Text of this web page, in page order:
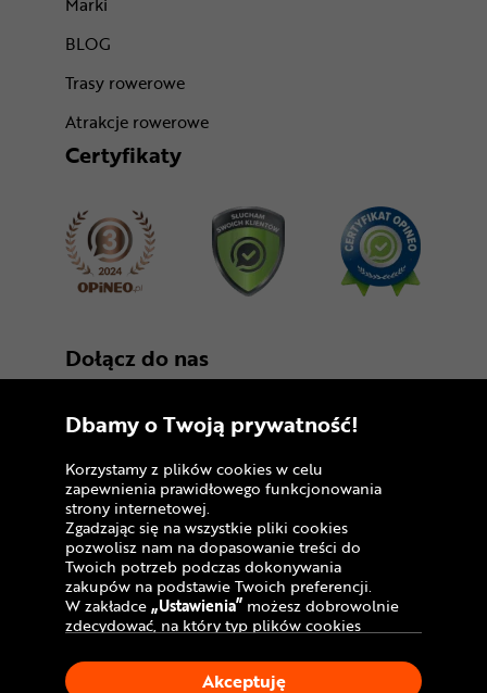
BLOG
Trasy rowerowe
Atrakcje rowerowe
Certyfikaty
Dołącz do nas
Copyright © 2005 - 2026
Polityka prywatności i zasady korzystania z
serwisu
Informacja o plikach cookies
Mapa witryny
Dbamy o Twoją prywatność!
Korzystamy z plików cookies w celu
zapewnienia prawidłowego funkcjonowania
strony internetowej.
Zgadzając się na wszystkie pliki cookies
pozwolisz nam na dopasowanie treści do
Twoich potrzeb podczas dokonywania
zakupów na podstawie Twoich preferencji.
W zakładce„Ustawienia” możesz dobrowolnie
zdecydować, na który typ plików cookies
Klikając„Akceptuję”, wyrażasz zgodę na
stosowanie ciasteczek zgodnie z ustawieniami
Akceptuję